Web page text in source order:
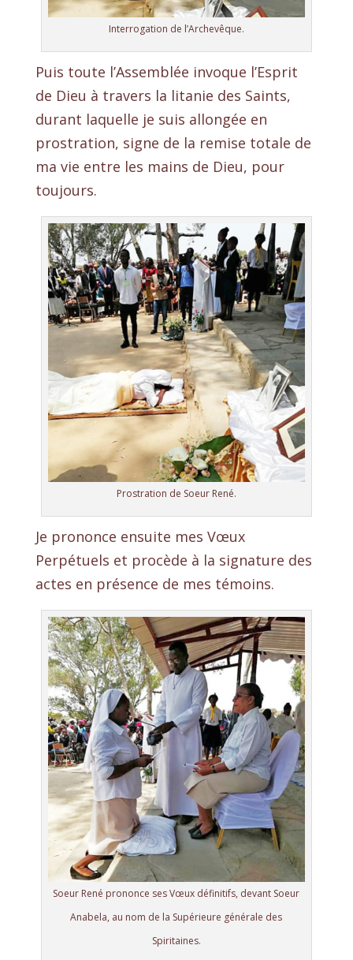
Interrogation de l’Archevêque.
Puis toute l’Assemblée invoque l’Esprit
de Dieu à travers la litanie des Saints,
durant laquelle je suis allongée en
prostration, signe de la remise totale de
ma vie entre les mains de Dieu, pour
toujours.
Prostration de Soeur René.
Je prononce ensuite mes Vœux
Perpétuels et procède à la signature des
actes en présence de mes témoins.
Soeur René prononce ses Vœux définitifs, devant Soeur
Anabela, au nom de la Supérieure générale des
Spiritaines.